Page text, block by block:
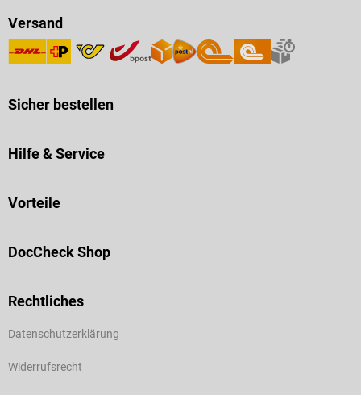
Versand
Sicher bestellen
Hilfe & Service
Vorteile
DocCheck Shop
Rechtliches
Datenschutzerklärung
Widerrufsrecht